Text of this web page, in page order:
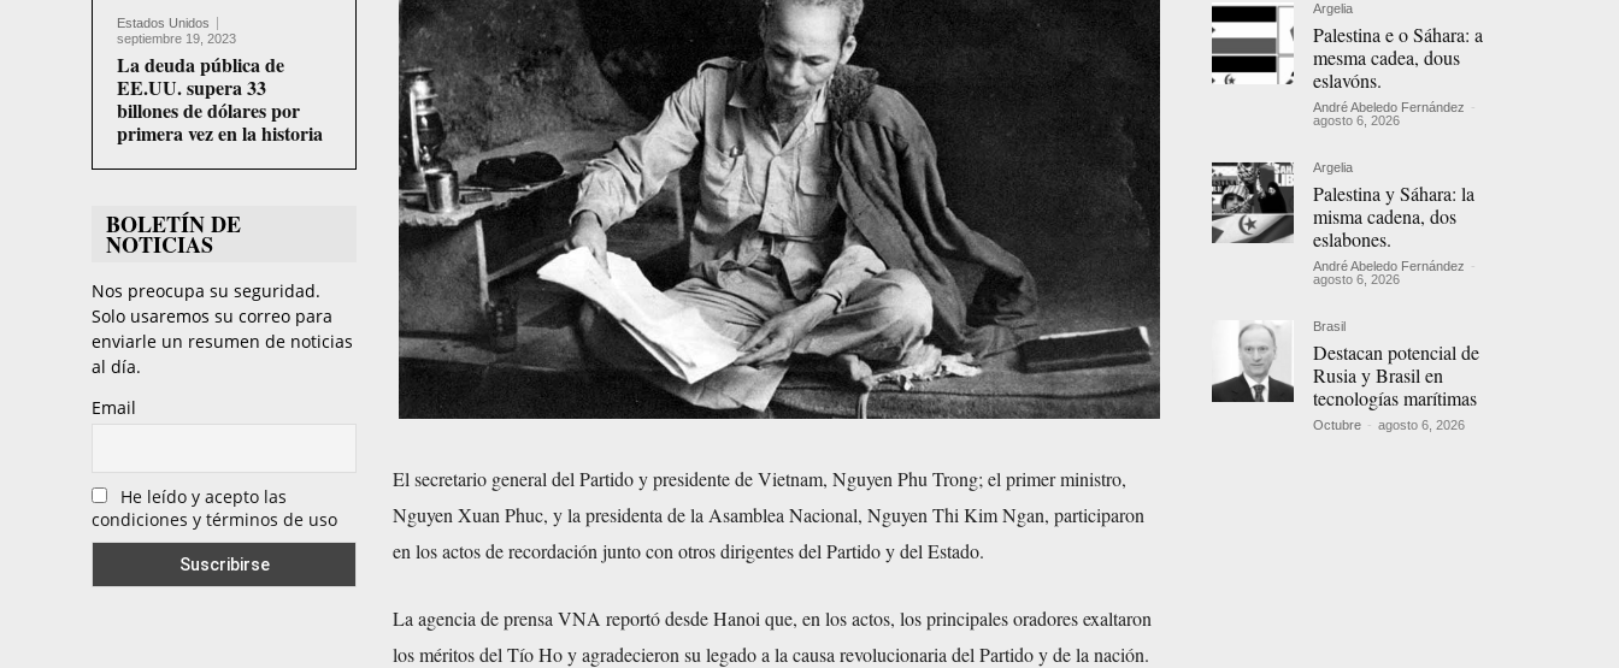
Estados Unidos
septiembre 19, 2023
La deuda pública de
EE.UU. supera 33
billones de dólares por
primera vez en la historia
BOLETÍN DE
NOTICIAS
Nos preocupa su seguridad.
Solo usaremos su correo para
enviarle un resumen de noticias
al día.
Email
He leído y acepto las
condiciones y términos de uso
El secretario general del Partido y presidente de Vietnam, Nguyen Phu Trong; el primer ministro,
Nguyen Xuan Phuc, y la presidenta de la Asamblea Nacional, Nguyen Thi Kim Ngan, participaron
en los actos de recordación junto con otros dirigentes del Partido y del Estado.
La agencia de prensa VNA reportó desde Hanoi que, en los actos, los principales oradores exaltaron
los méritos del Tío Ho y agradecieron su legado a la causa revolucionaria del Partido y de la nación.
Argelia
Palestina e o Sáhara: a
mesma cadea, dous
eslavóns.
André Abeledo Fernández -
agosto 6, 2026
Argelia
Palestina y Sáhara: la
misma cadena, dos
eslabones.
André Abeledo Fernández -
agosto 6, 2026
Brasil
Destacan potencial de
Rusia y Brasil en
tecnologías marítimas
Octubre - agosto 6, 2026